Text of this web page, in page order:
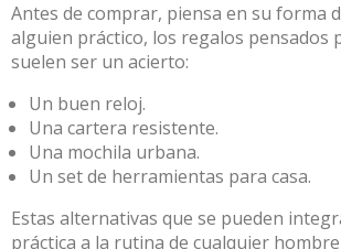
Antes de comprar, piensa en su forma
alguien práctico, los regalos pensados
suelen ser un acierto:
Un buen reloj.
Una cartera resistente.
Una mochila urbana.
Un set de herramientas para casa.
Estas alternativas que se pueden
práctica a la rutina de cualquier